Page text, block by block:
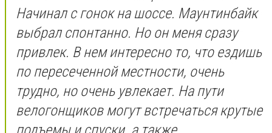
Начинал с гонок на шоссе. Маунтинбайк
выбрал спонтанно. Но он меня сразу
привлек. В нем интересно то, что ездишь
по пересеченной местности, очень
трудно, но очень увлекает. На пути
велогонщиков могут встречаться крутые